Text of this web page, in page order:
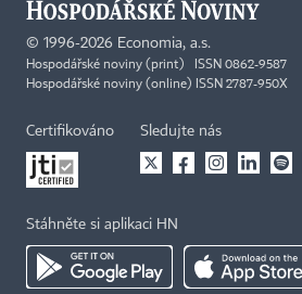
© 1996-2026 Economia, a.s.
Hospodářské noviny (print) ISSN 0862-9587
Hospodářské noviny (online) ISSN 2787-950X
Certifikováno Sledujte nás
Stáhněte si aplikaci HN